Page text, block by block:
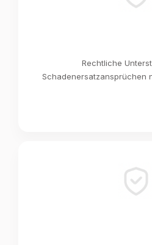
Rechtliche
Schadenersatzansprüchen